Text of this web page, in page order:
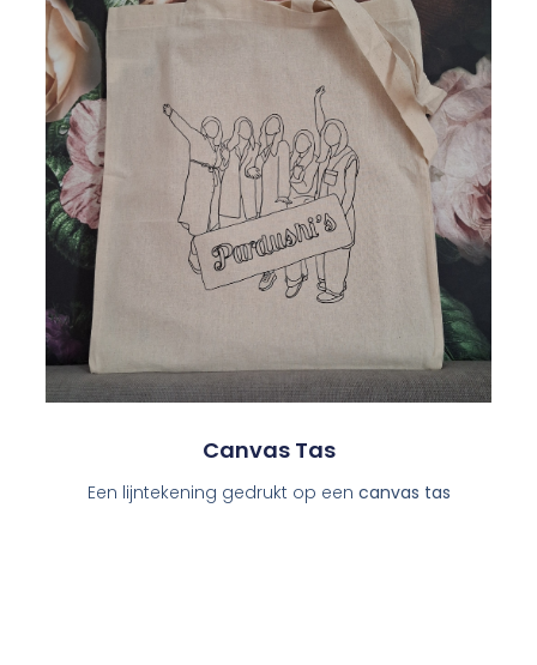
Canvas Tas
Een lijntekening gedrukt op een canvas tas